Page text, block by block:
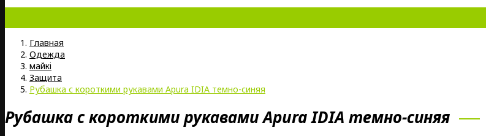
Главная
Oдежда
майкi
Защита
Рубашка с короткими рукавами Apura IDIA темно-синяя
Рубашка с короткими рукавами Apura IDIA темно-синяя